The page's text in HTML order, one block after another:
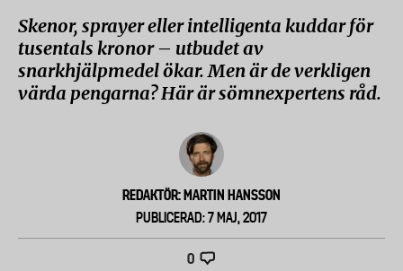
Skenor, sprayer eller intelligenta kuddar för
tusentals kronor – utbudet av
snarkhjälpmedel ökar. Men är de verkligen
värda pengarna? Här är sömnexpertens råd.
REDAKTÖR: MARTIN HANSSON
PUBLICERAD: 7 MAJ, 2017
0